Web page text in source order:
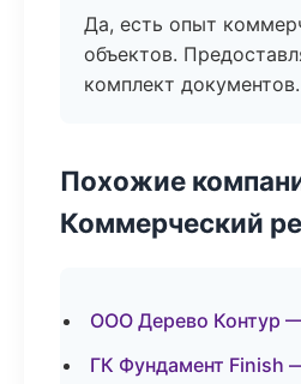
Да, есть опыт
объектов.
комплект документов.
Похожие
Коммерческий
ООО Дерево Контур
ГК Фундамент Finish